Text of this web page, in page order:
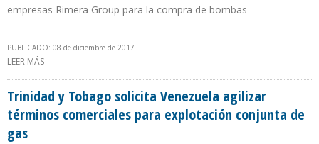
empresas Rimera Group para la compra de bombas
PUBLICADO: 08 de diciembre de 2017
LEER MÁS
EN VENEZUELA
Trinidad y Tobago solicita Venezuela agilizar
términos comerciales para explotación conjunta de
gas